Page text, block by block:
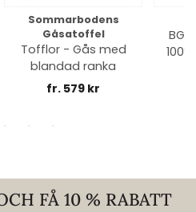
Sommarbodens
Gåsatoffel
Tofflor - Gås med
blandad ranka
fr. 579 kr
FÅ 10 % RABATT